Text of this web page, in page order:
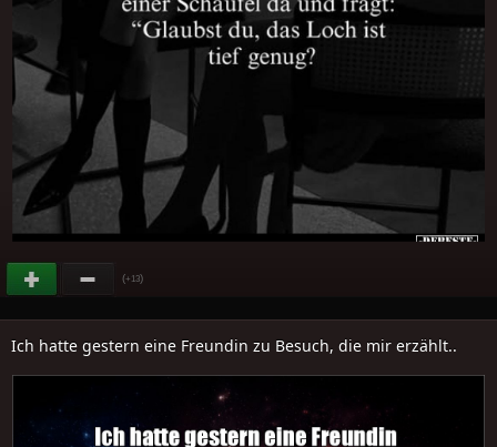
(+13)
Ich hatte gestern eine Freundin zu Besuch, die mir erzählt..